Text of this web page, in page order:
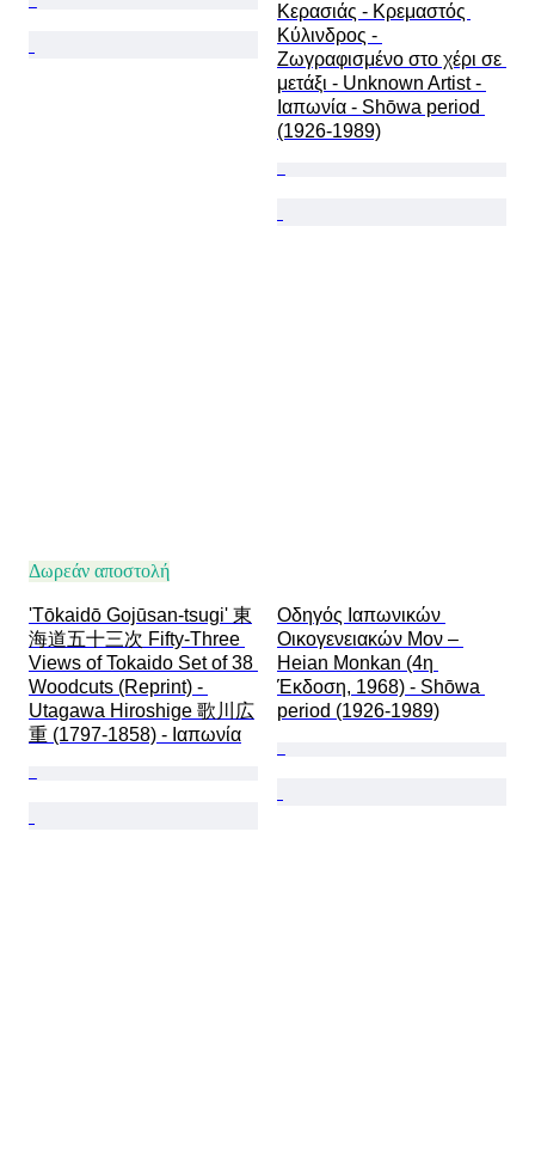
Κερασιάς - Κρεμαστός
Κύλινδρος -
Ζωγραφισμένο στο χέρι σε
μετάξι - Unknown Artist -
Ιαπωνία - Shōwa period
(1926-1989)
Δωρεάν αποστολή
'Tōkaidō Gojūsan-tsugi' 東
海道五十三次 Fifty-Three
Views of Tokaido Set of 38
Woodcuts (Reprint) -
Utagawa Hiroshige 歌川広
重 (1797-1858) - Ιαπωνία
Οδηγός Ιαπωνικών
Οικογενειακών Μον –
Heian Monkan (4η
Έκδοση, 1968) - Shōwa
period (1926-1989)